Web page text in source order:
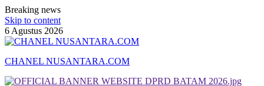
Breaking news
Skip to content
6 Agustus 2026
CHANEL NUSANTARA.COM